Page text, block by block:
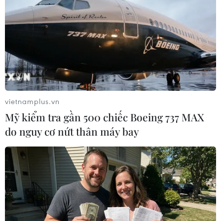
#COVID-19 #VAMA #Thị Trường
#Ôtô
#TC Motor
#VinFast
Theo dõi VietnamPlus
TIN LIÊN QUAN
vietnamplus.vn
Mỹ kiểm tra gần 500 chiếc Boeing 737 MAX
do nguy cơ nứt thân máy bay